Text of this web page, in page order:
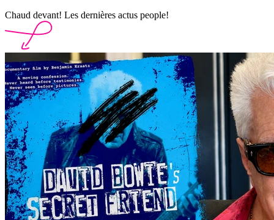
Chaud devant! Les dernières actus people!